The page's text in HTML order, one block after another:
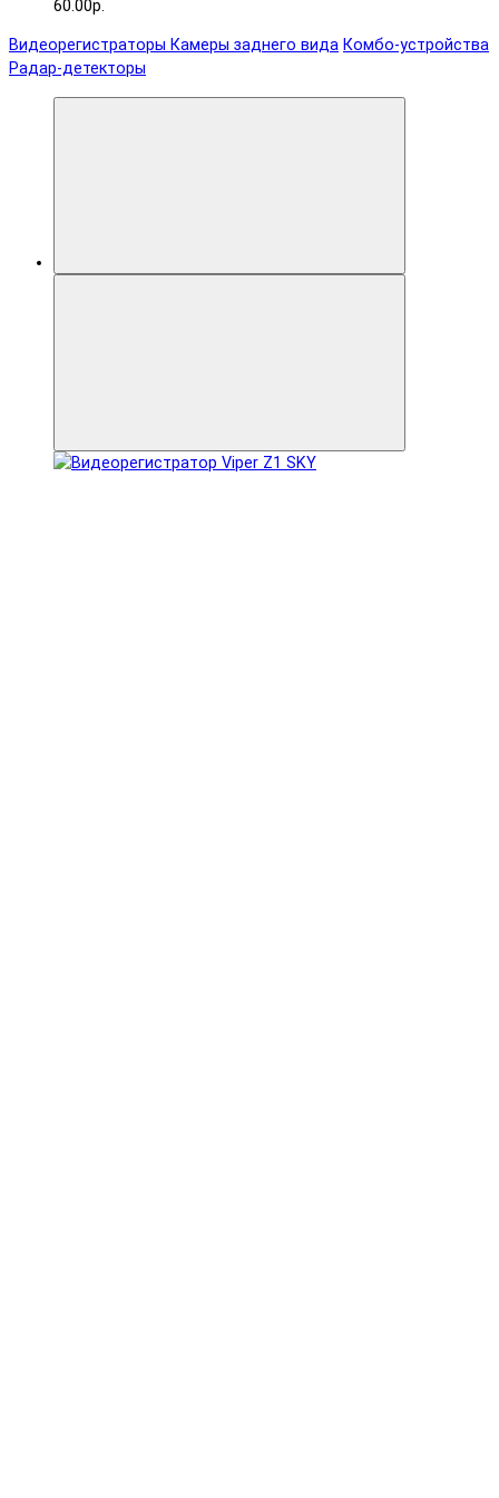
60.00р.
Видеорегистраторы Камеры заднего вида Комбо-устройства
Радар-детекторы